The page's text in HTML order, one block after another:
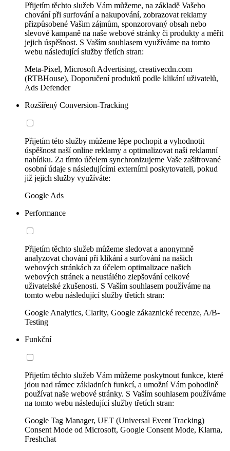
Přijetím těchto služeb Vám můžeme, na základě Vašeho
chování při surfování a nakupování, zobrazovat reklamy
přizpůsobené Vašim zájmům, sponzorovaný obsah nebo
slevové kampaně na naše webové stránky či produkty a měřit
jejich úspěšnost. S Vaším souhlasem využíváme na tomto
webu následující služby třetích stran:
Meta-Pixel, Microsoft Advertising, creativecdn.com
(RTBHouse), Doporučení produktů podle klikání uživatelů,
Ads Defender
Rozšířený Conversion-Tracking
Přijetím této služby můžeme lépe pochopit a vyhodnotit
úspěšnost naší online reklamy a optimalizovat naši reklamní
nabídku. Za tímto účelem synchronizujeme Vaše zašifrované
osobní údaje s následujícími externími poskytovateli, pokud
již jejich služby využíváte:
Google Ads
Performance
Přijetím těchto služeb můžeme sledovat a anonymně
analyzovat chování při klikání a surfování na našich
webových stránkách za účelem optimalizace našich
webových stránek a neustálého zlepšování celkové
uživatelské zkušenosti. S Vaším souhlasem používáme na
tomto webu následující služby třetích stran:
Google Analytics, Clarity, Google zákaznické recenze, A/B-
Testing
Funkční
Přijetím těchto služeb Vám můžeme poskytnout funkce, které
jdou nad rámec základních funkcí, a umožní Vám pohodlně
používat naše webové stránky. S Vaším souhlasem používáme
na tomto webu následující služby třetích stran:
Google Tag Manager, UET (Universal Event Tracking)
Consent Mode od Microsoft, Google Consent Mode, Klarna,
Freshchat